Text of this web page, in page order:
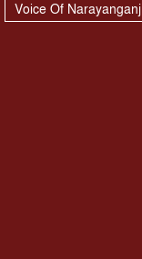
Voice Of Narayanganj